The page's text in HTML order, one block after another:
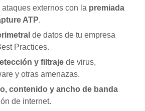
externos con la premiada
ATP.
de datos de tu empresa
Practices.
y filtraje de virus,
y otras amenazas.
contenido y ancho de banda
de internet.